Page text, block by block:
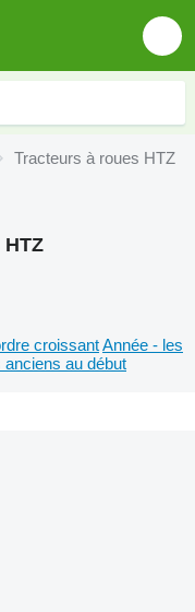
Tracteurs à roues HTZ
croissantAnnée - les
au début